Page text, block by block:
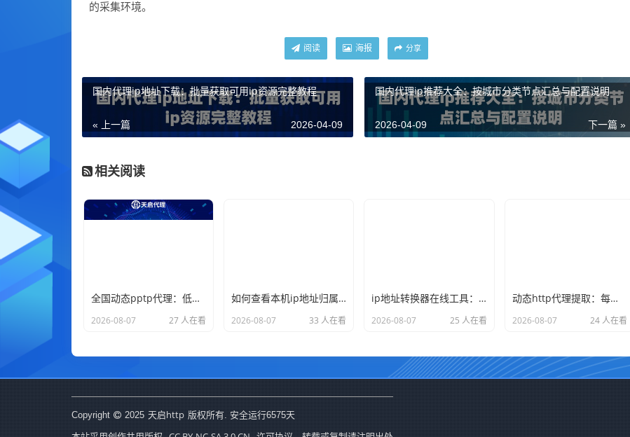
的采集环境。
阅读 海报 分享
国内代理ip地址下载：批量获取可用ip资源完整教程
« 上一篇 2026-04-09
国内代理ip推荐大全：按城市分类节点汇总与配置说明
下一篇 »
2026-04-09
相关阅读
全国动态pptp代理：低价混拨节点，适合非重要业务的ip更换
2026-08-07 27 人在看
如何查看本机ip地址归属地？使用命令行和网页查询的两种方式
2026-08-07 33 人在看
ip地址转换器在线工具：将域名转换为ip或ip查询详细地址
2026-08-07 25 人在看
动态http代理提取：每次请求返回新ip的API接口调用示例
2026-08-07 24 人在看
Copyright 2025 天启http 版权所有. 安全运行6575天